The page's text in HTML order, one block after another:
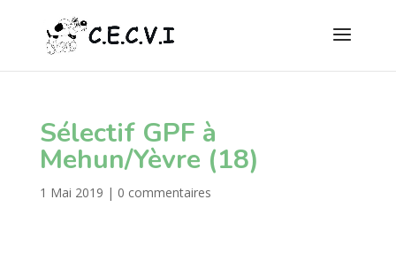
Sélectif GPF à
Mehun/Yèvre (18)
1 Mai 2019 | 0 commentaires